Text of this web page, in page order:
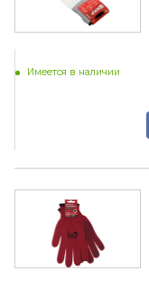
Имеется в наличии